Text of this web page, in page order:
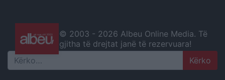
© 2003 - 2026 Albeu Online Media. Të
gjitha të drejtat janë të rezervuara!
Search